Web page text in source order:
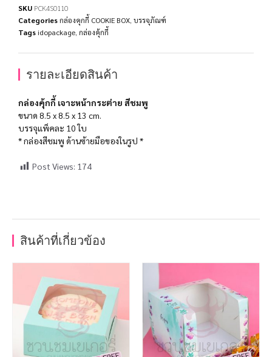
SKU PCK4S0110
Categoriesกล่องคุกกี้ COOKIE BOX บรรจุภัณฑ์
Tags idopackage กล่องคุ้กกี้
รายละเอียดสินค้า
กล่องคุ้กกี้ เจาะหน้ากระต่าย สีชมพู
ขนาด 8.5 x 8.5 x 13 cm.
บรรจุแพ็คละ 10 ใบ
* กล่องสีชมพู ด้านซ้ายมือของในรูป *
Post Views: 174
สินค้าที่เกี่ยวข้อง